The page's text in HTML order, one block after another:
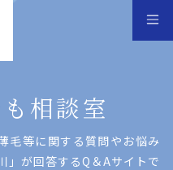
相談室
⽑等に関する質問やお悩み
」が回答するQ＆Aサイトで